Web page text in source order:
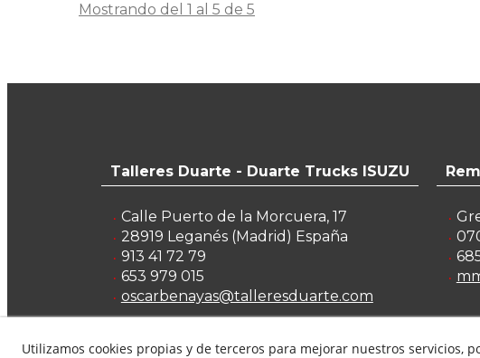
Mostrando del 1 al 5 de 5
Talleres Duarte - Duarte Trucks ISUZU
Calle Puerto de la Morcuera, 17
28919 Leganés(Madrid ) España
913 41 72 79
653 979 015
oscarbenayas@talleresduarte.com
Utilizamos cookies propias y de terceros para mejorar nuestros servicios,